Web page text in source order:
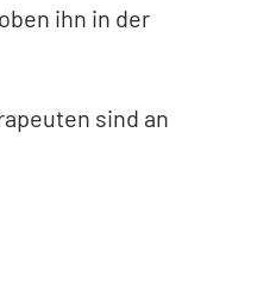
ihn in der
sind an